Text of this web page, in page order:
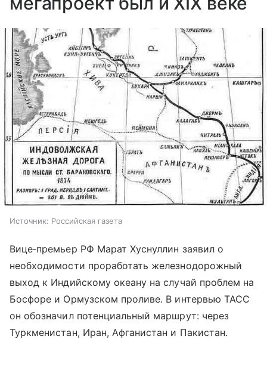
Источник: Российская газета
Вице‑премьер РФ Марат Хуснуллин заявил о
необходимости проработать железнодорожный
выход к Индийскому океану на случай проблем на
Босфоре и Ормузском проливе. В интервью ТАСС
он обозначил потенциальный маршрут: через
Туркменистан, Иран, Афганистан и Пакистан.